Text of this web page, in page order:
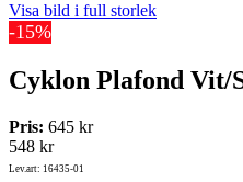
Visa bild i full storlek
-15%
Cyklon Plafond Vit/
Pris: 645 kr
548 kr
Lev.art: 16435-01